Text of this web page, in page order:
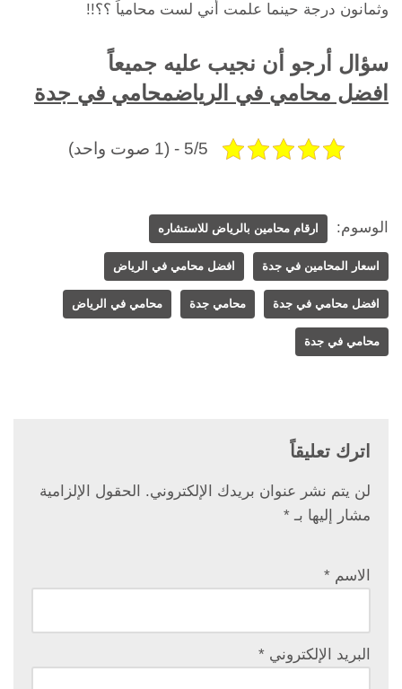
وثمانون درجة حينما علمت أني لست محامياً ؟؟!!
سؤال أرجو أن نجيب عليه جميعاً
افضل محامي في الرياضمحامي في جدة
5/5 - (1 صوت واحد)
الوسوم: ارقام محامين بالرياض للاستشاره
اسعار المحامين في جدة افضل محامي في الرياض
افضل محامي في جدة محامي جدة محامي في الرياض
محامي في جدة
اترك تعليقاً
لن يتم نشر عنوان بريدك الإلكتروني.
الحقول الإلزامية
مشار إليها بـ *
الاسم *
البريد الإلكتروني *